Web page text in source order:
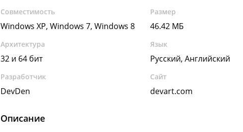
Совместимость
Windows XP, Windows 7, Windows 8
Размер
46.42 МБ
Архитектура
32 и 64 бит
Язык
Русский, Английский
Разработчик
DevDen
Сайт
devart.com
Описание